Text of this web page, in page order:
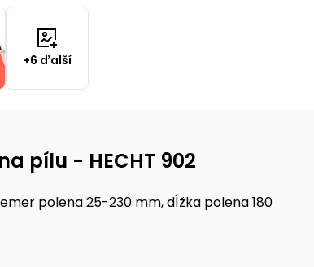
+6 ďalší
pílu - HECHT 902
polena 25-230 mm, dĺžka polena 180